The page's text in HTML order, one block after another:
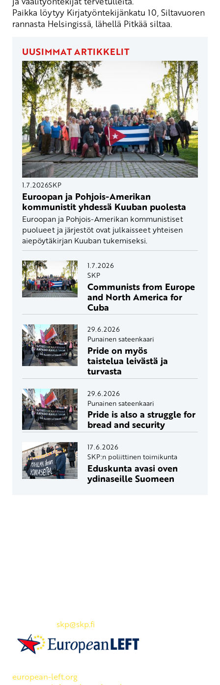
Paikka löytyy Kirjatyöntekijänkatu 10, Siltavuoren
rannasta Helsingissä, lähellä Pitkää siltaa.
UUSIMMAT ARTIKKELIT
1.7.2026SKP
Euroopan ja Pohjois-Amerikan
kommunistit yhdessä Kuuban puolesta
Euroopan ja Pohjois-Amerikan kommunistiset
puolueet ja järjestöt ovat julkaisseet yhteisen
aiepöytäkirjan Kuuban tukemiseksi.
1.7.2026
SKP
Communists from Europe
and North America for
Cuba
29.6.2026
Punainen sateenkaari
Pride on myös
taistelua leivästä ja
turvasta
29.6.2026
Punainen sateenkaari
Pride is also a struggle for
bread and security
17.6.2026
SKP:n poliittinen toimikunta
Eduskunta avasi oven
ydinaseille Suomeen
skp@skp.fi
european-left.org